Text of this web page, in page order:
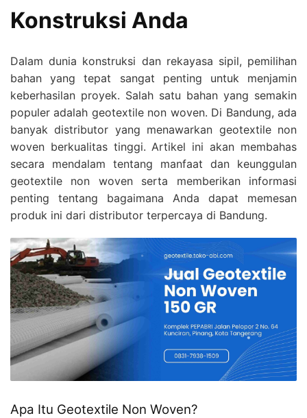
Konstruksi Anda
Dalam dunia konstruksi dan rekayasa sipil, pemilihan
bahan yang tepat sangat penting untuk menjamin
keberhasilan proyek. Salah satu bahan yang semakin
populer adalah geotextile non woven. Di Bandung, ada
banyak distributor yang menawarkan geotextile non
woven berkualitas tinggi. Artikel ini akan membahas
secara mendalam tentang manfaat dan keunggulan
geotextile non woven serta memberikan informasi
penting tentang bagaimana Anda dapat memesan
produk ini dari distributor terpercaya di Bandung.
Apa Itu Geotextile Non Woven?